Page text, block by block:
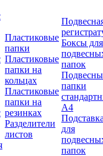
Пластиковые
папки
Пластиковые
папки на
кольцах
Пластиковые
папки на
резинках
Разделители
листов
Боксы для
папок
папки
А4
для
папок